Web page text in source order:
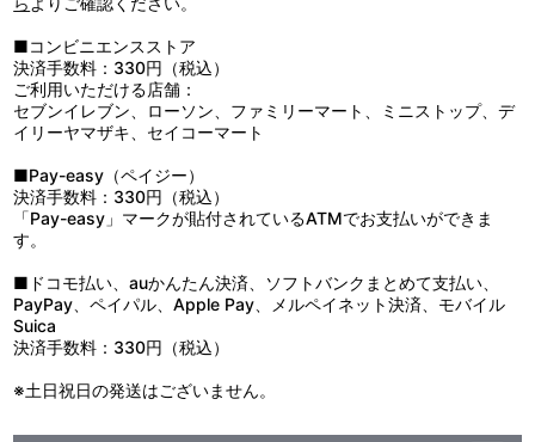
■コンビニエンスストア
決済手数料：330円（税込）
ご利用いただける店舗：
セブンイレブン、ローソン、ファミリーマート、ミニストップ、デ
イリーヤマザキ、セイコーマート
■Pay-easy（ペイジー）
決済手数料：330円（税込）
「Pay-easy」マークが貼付されているATMでお支払いができま
す。
■ドコモ払い、auかんたん決済、ソフトバンクまとめて支払い、
PayPay、ペイパル、Apple Pay、メルペイネット決済、モバイル
Suica
決済手数料：330円（税込）
※土日祝日の発送はございません。